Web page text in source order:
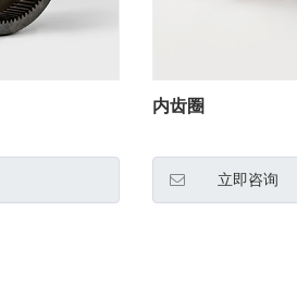
内齿圈
立即咨询